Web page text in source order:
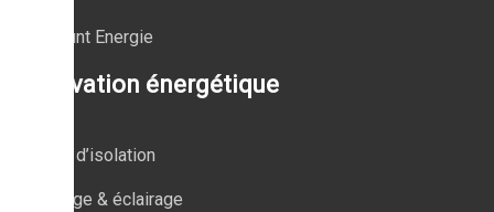
Cdiscount Energie
Rénovation énergétique
Travaux d’isolation
Chauffage & éclairage